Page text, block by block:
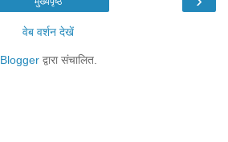
वेब वर्शन देखें
Bloggerद्वारा संचालित.